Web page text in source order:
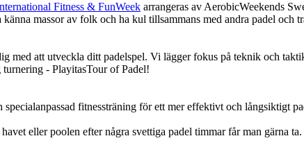
Fitness & FunWeek arrangeras av AerobicWeekends
massor av folk och ha kul tillsammans med andra padel
med att utveckla ditt padelspel. Vi lägger fokus på teknik och
- PlayitasTour of Padel!
specialanpassad fitnessträning för ett mer effektivt och
eller poolen efter några svettiga padel timmar får man